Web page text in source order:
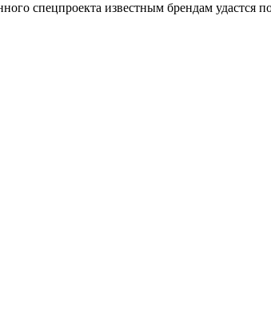
спецпроекта известным брендам удастся